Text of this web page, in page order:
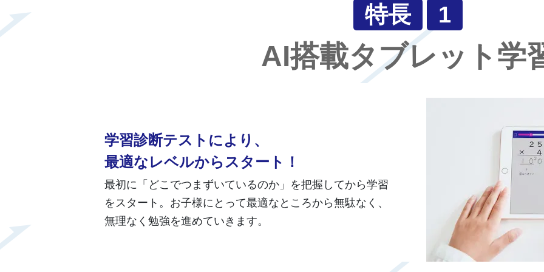
特長 1
AI搭載タブレット学
学習診断テストにより、
最適なレベルからスタート！
最初に「どこでつまずいているのか」を把握してから学習
をスタート。お子様にとって最適なところから無駄なく、
無理なく勉強を進めていきます。